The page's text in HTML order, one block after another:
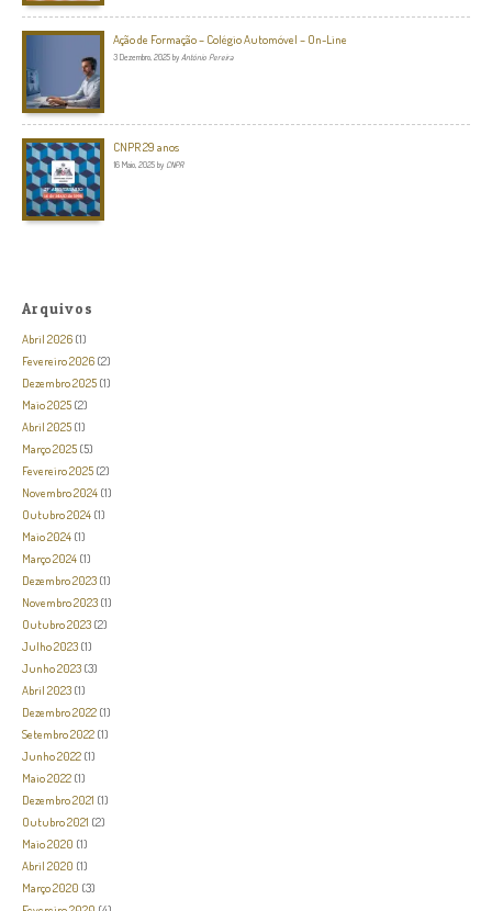
Ação de Formação – Colégio Automóvel – On-Line
3 Dezembro, 2025 by António Pereira
CNPR 29 anos
16 Maio, 2025 by CNPR
Arquivos
Abril 2026 (1)
Fevereiro 2026 (2)
Dezembro 2025 (1)
Maio 2025 (2)
Abril 2025 (1)
Março 2025 (5)
Fevereiro 2025 (2)
Novembro 2024 (1)
Outubro 2024 (1)
Maio 2024 (1)
Março 2024 (1)
Dezembro 2023 (1)
Novembro 2023 (1)
Outubro 2023 (2)
Julho 2023 (1)
Junho 2023 (3)
Abril 2023 (1)
Dezembro 2022 (1)
Setembro 2022 (1)
Junho 2022 (1)
Maio 2022 (1)
Dezembro 2021 (1)
Outubro 2021 (2)
Maio 2020 (1)
Abril 2020 (1)
Março 2020 (3)